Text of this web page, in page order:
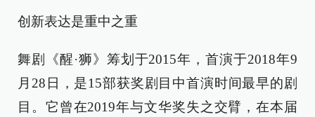
创新表达是重中之重
舞剧《醒·狮》筹划于2015年，首演于2018年9
月28日，是15部获奖剧目中首演时间最早的剧
目。它曾在2019年与文华奖失之交臂，在本届